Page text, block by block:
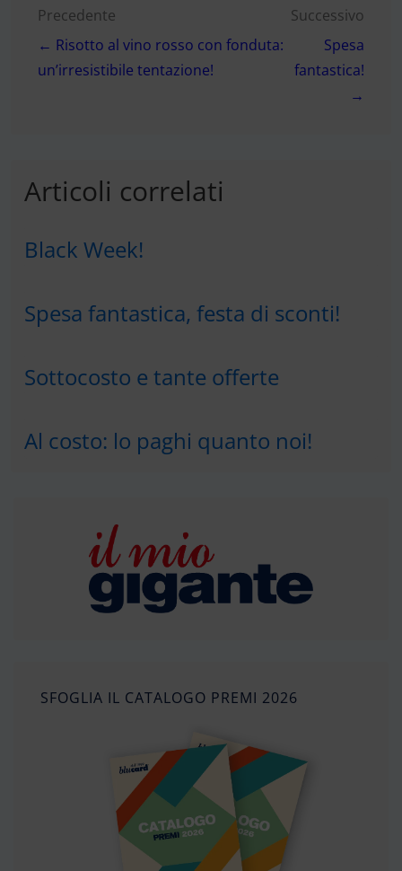
Navigazione
articoli
Precedente
← Risotto al vino rosso con fonduta:
un’irresistibile tentazione!
Successivo
Spesa
fantastica!
→
Articoli correlati
Black Week!
Spesa fantastica, festa di sconti!
Sottocosto e tante offerte
Al costo: lo paghi quanto noi!
SFOGLIA IL CATALOGO PREMI 2026